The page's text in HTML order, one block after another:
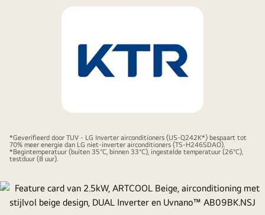
*Geverifieerd door TUV - LG Inverter airconditioners (US-Q242K*) bespaart tot
70% meer energie dan LG niet-inverter airconditioners (TS-H246SDAO).
*Begintemperatuur (buiten 35°C, binnen 33°C), ingestelde temperatuur (26°C),
testduur (8 uur).